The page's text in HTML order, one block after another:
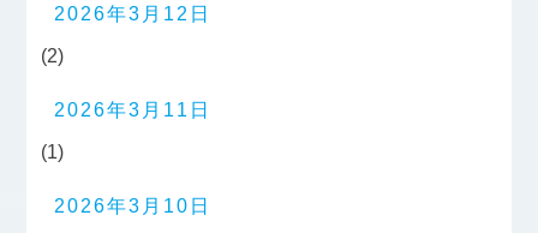
2026年3月12日
(2)
2026年3月11日
(1)
2026年3月10日